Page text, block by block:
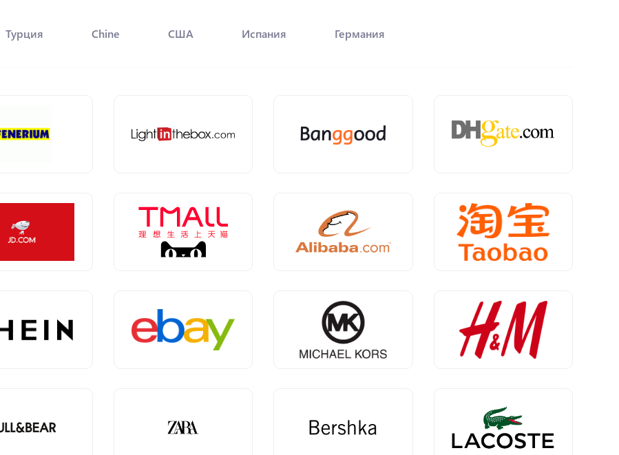
Турция Chine США Испания Германия